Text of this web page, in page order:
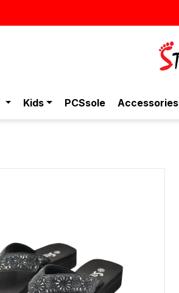
Kids PCSsole Accessories